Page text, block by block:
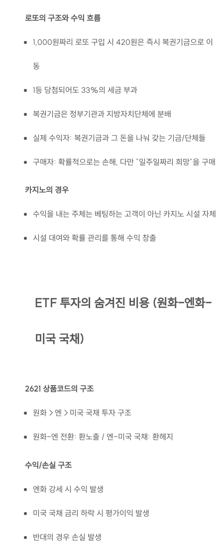
로또의 구조와 수익 흐름
1,000원짜리 로또 구입 시 420원은 즉시 복권기금으로 이
동
1등 당첨되어도 33%의 세금 부과
복권기금은 정부기관과 지방자치단체에 분배
실제 수익자: 복권기금과 그 돈을 나눠 갖는 기금/단체들
구매자: 확률적으로는 손해, 다만 "일주일짜리 희망"을 구매
카지노의 경우
수익을 내는 주체는 베팅하는 고객이 아닌 카지노 시설 자체
시설 대여와 확률 관리를 통해 수익 창출
ETF 투자의 숨겨진 비용 (원화-엔화-
미국 국채)
2621 상품코드의 구조
원화→엔→미국 국채 투자 구조
원화-엔 전환: 환노출 / 엔-미국 국채: 환헤지
수익/손실 구조
엔화 강세 시 수익 발생
미국 국채 금리 하락 시 평가이익 발생
반대의 경우 손실 발생